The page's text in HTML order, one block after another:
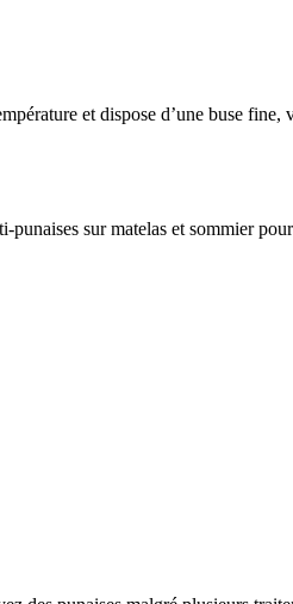
et dispose d’une buse fine,
punaises sur matelas et sommier